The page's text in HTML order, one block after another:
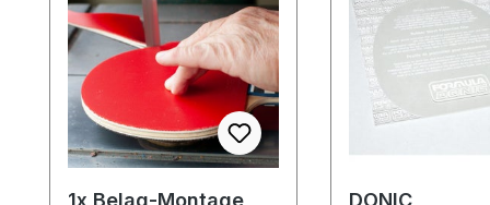
1x Belag-Montage
DONIC